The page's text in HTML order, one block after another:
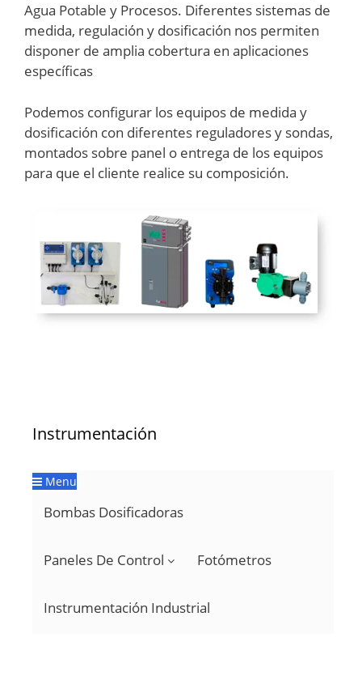
Agua Potable y Procesos. Diferentes sistemas de
medida, regulación y dosificación nos permiten
disponer de amplia cobertura en aplicaciones
específicas
Podemos configurar los equipos de medida y
dosificación con diferentes reguladores y sondas,
montados sobre panel o entrega de los equipos
para que el cliente realice su composición.
Instrumentación
Menu
Bombas Dosificadoras
Paneles De Control Fotómetros
Instrumentación Industrial